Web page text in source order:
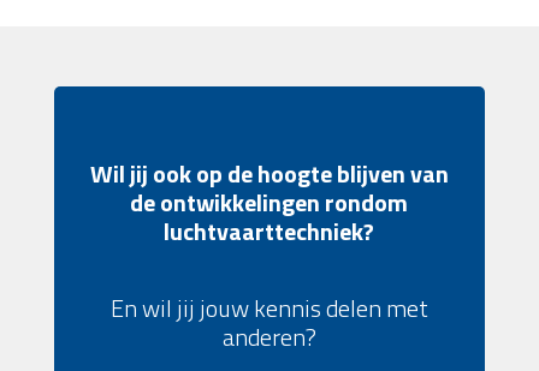
Wil jij ook op de hoogte blijven van
de ontwikkelingen rondom
luchtvaarttechniek?
En wil jij jouw kennis delen met
anderen?